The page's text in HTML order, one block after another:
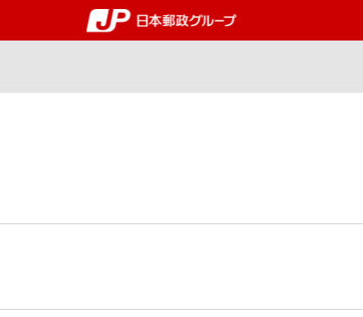
郵便局・日本郵政グルー